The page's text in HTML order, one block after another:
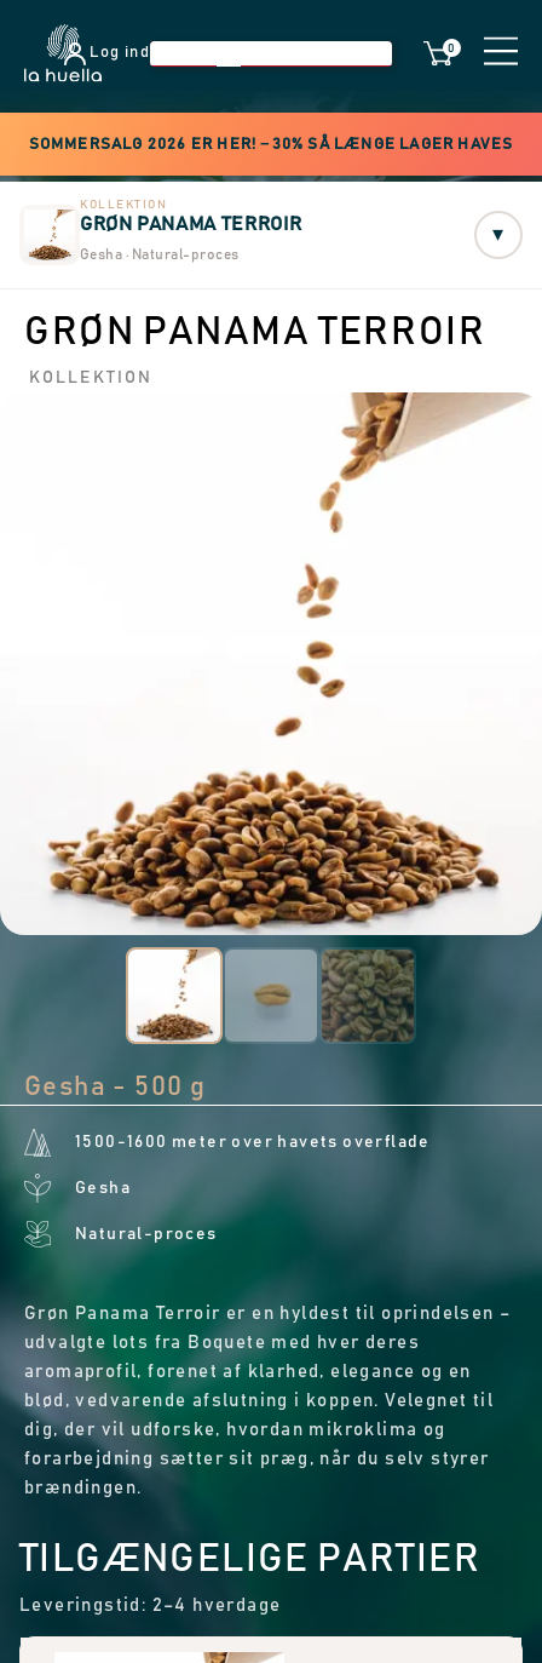
Log ind 0
SOMMERSALG 2026 ER HER! −30% SÅ LÆNGE LAGER HAVES
KOLLEKTION
GRØN PANAMA TERROIR
Gesha · Natural-proces
▾
GRØN PANAMA TERROIR
KOLLEKTION
Gesha - 500 g
1500-1600 meter over havets overflade
Gesha
Natural-proces
Grøn Panama Terroir er en hyldest til oprindelsen –
udvalgte lots fra Boquete med hver deres
aromaprofil, forenet af klarhed, elegance og en
blød, vedvarende afslutning i koppen. Velegnet til
dig, der vil udforske, hvordan mikroklima og
forarbejdning sætter sit præg, når du selv styrer
brændingen.
TILGÆNGELIGE PARTIER
Leveringstid: 2–4 hverdage